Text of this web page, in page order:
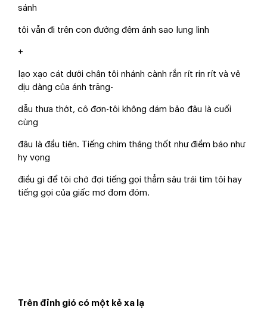
sánh
tôi vẫn đi trên con đường đêm ánh sao lung linh
+
lạo xạo cát dưới chân tôi nhánh cành rắn rít rin rít và vẻ
dịu dàng của ánh trăng-
dẫu thưa thớt, cô đơn-tôi không dám bảo đâu là cuối
cùng
đâu là đầu tiên. Tiếng chim thảng thốt như điềm báo như
hy vọng
điều gì để tôi chờ đợi tiếng gọi thẳm sâu trái tim tôi hay
tiếng gọi của giấc mơ đom đóm.
Trên đỉnh gió có một kẻ xa lạ